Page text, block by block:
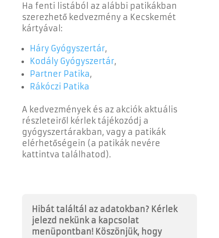
Ha fenti listából az alábbi patikákban
szerezhető kedvezmény a Kecskemét
kártyával:
Háry Gyógyszertár,
Kodály Gyógyszertár,
Partner Patika,
Rákóczi Patika
A kedvezmények és az akciók aktuális
részleteiről kérlek tájékozódj a
gyógyszertárakban, vagy a patikák
elérhetőségein (a patikák nevére
kattintva találhatod).
Hibát találtál az adatokban? Kérlek
jelezd nekünk a kapcsolat
menüpontban! Köszönjük, hogy